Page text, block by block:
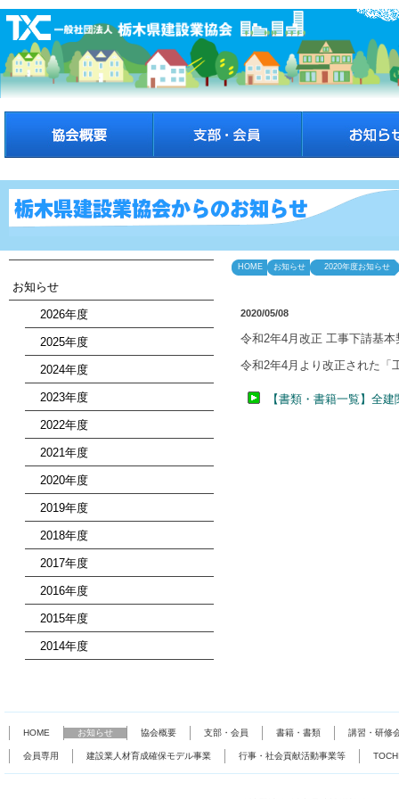
お知らせ
2026年度
2025年度
2024年度
2023年度
2022年度
2021年度
2020年度
2019年度
2018年度
2017年度
2016年度
2015年度
2014年度
HOME お知らせ 2020年度お知らせ
2020/05/08
令和2年4月改正 工事下請基
令和2年4月より改正された「
【書類・書籍一覧】全
HOME お知らせ 協会概要 支部・会員 書籍・書類 講習・研修
会員専用 建設業人材育成確保モデル事業 行事・社会貢献活動事業等